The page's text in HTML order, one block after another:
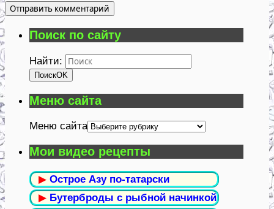
Поиск по сайту
Найти:
ПоискOK
Меню сайта
Меню сайта
Мои видео рецепты
▶ Острое Азу по-татарски
▶ Бутерброды с рыбной начинкой